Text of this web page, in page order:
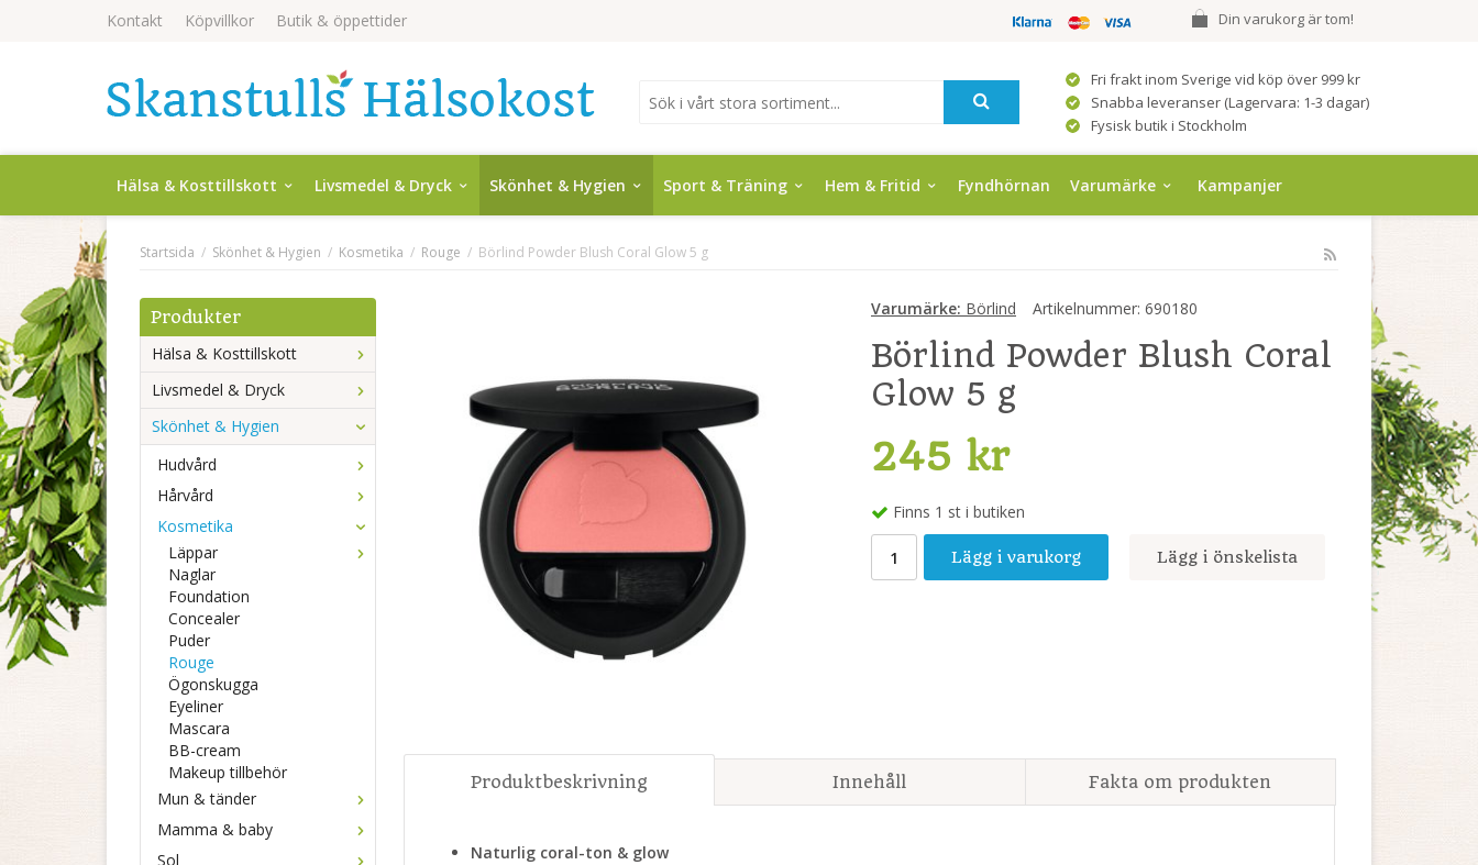
Kontakt Köpvillkor Butik & öppettider Din varukorg är tom!
Fri frakt inom Sverige vid köp över 999 kr
Snabba leveranser (Lagervara: 1-3 dagar)
Fysisk butik i Stockholm
Hälsa & Kosttillskott Livsmedel & Dryck Skönhet & Hygien Sport & Träning Hem & Fritid Fyndhörnan Varumärke Kampanjer
Startsida / Skönhet & Hygien / Kosmetika / Rouge / Börlind Powder Blush Coral Glow 5 g
Produkter
Hälsa & Kosttillskott
Livsmedel & Dryck
Skönhet & Hygien
Hudvård
Hårvård
Kosmetika
Läppar
Naglar
Foundation
Concealer
Puder
Rouge
Ögonskugga
Eyeliner
Mascara
BB-cream
Makeup tillbehör
Mun & tänder
Mamma & baby
Sol
Varumärke: Börlind Artikelnummer: 690180
Börlind Powder Blush Coral
Glow 5 g
245 kr
Finns 1 st i butiken
Lägg i varukorg Lägg i önskelista
Produktbeskrivning Innehåll Fakta om produkten
Naturlig coral-ton & glow